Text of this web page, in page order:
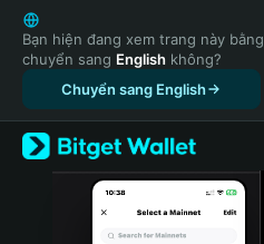
English
日本語
Tiếng Việt
Русский
Español (Latinoamérica)
Türkçe
Italiano
Bạn hiện đang xem trang này bằng
chuyển sang English không?
Chuyển sang English